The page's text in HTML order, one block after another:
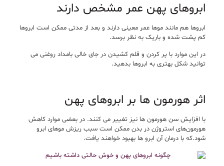
ابروهای پهن عمر مشخص دارند
ابروها هم مانند موها عمر معینی دارند و بعد از مدتی ممکن است ابروها
کم پشت شده و باریک به نظر برسد.
در این موارد با پر کردن و قلم کشیدن در جای خالی بامداد روغنی می
توانید شکل بهتری به ابروها بدهید.
اثر هورمون ها بر ابروهای پهن
با افزایش سن هورمون ها نیز تغییر می کنند. در بعضی موارد کاهش
هورمون‌های استروژن در بدن ممکن است سبب ریزش موهای ابرو
شود.که با درمان آن ابرو ها بهبود خواهند یافت.